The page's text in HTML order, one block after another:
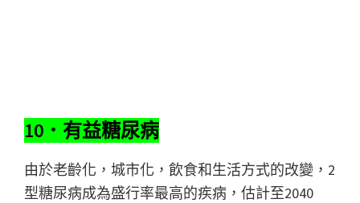
10．有益糖尿病
由於老齡化，城市化，飲食和生活方式的改變，2
型糖尿病成為盛行率最高的疾病，估計至2040